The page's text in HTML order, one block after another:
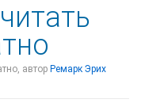
автор Ремарк Эрих